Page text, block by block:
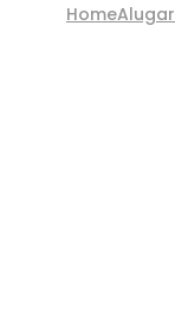
HomeAlugar